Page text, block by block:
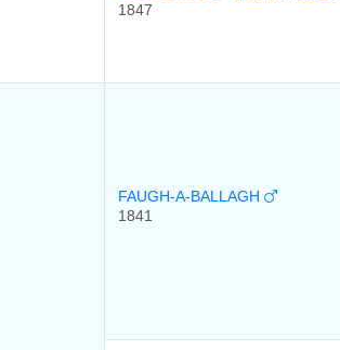
1847
FAUGH-A-BALLAGH
1841